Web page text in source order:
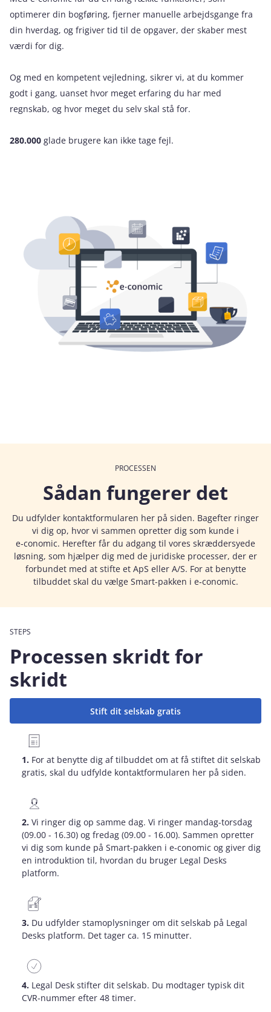
optimerer din bogføring, fjerner manuelle arbejdsgange fra
din hverdag, og frigiver tid til de opgaver, der skaber mest
værdi for dig.
Og med en kompetent vejledning, sikrer vi, at du kommer
godt i gang, uanset hvor meget erfaring du har med
regnskab, og hvor meget du selv skal stå for.
280.000 glade brugere kan ikke tage fejl.
PROCESSEN
Sådan fungerer det
Du udfylder kontaktformularen her på siden. Bagefter ringer
vi dig op, hvor vi sammen opretter dig som kunde i
e‑conomic. Herefter får du adgang til vores skræddersyede
løsning, som hjælper dig med de juridiske processer, der er
forbundet med at stifte et ApS eller A/S. For at benytte
tilbuddet skal du vælge Smart-pakken i e‑conomic.
STEPS
Processen skridt for
skridt
Stift dit selskab gratis
1. For at benytte dig af tilbuddet om at få stiftet dit selskab
gratis, skal du udfylde kontaktformularen her på siden.
2. Vi ringer dig op samme dag. Vi ringer mandag-torsdag
(09.00 - 16.30) og fredag (09.00 - 16.00). Sammen opretter
vi dig som kunde på Smart-pakken i e‑conomic og giver dig
en introduktion til, hvordan du bruger Legal Desks
platform.
3. Du udfylder stamoplysninger om dit selskab på Legal
Desks platform. Det tager ca. 15 minutter.
4. Legal Desk stifter dit selskab. Du modtager typisk dit
CVR-nummer efter 48 timer.